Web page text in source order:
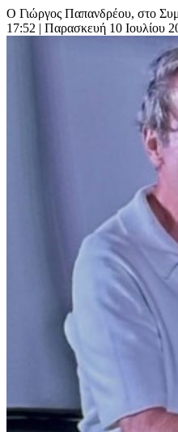
Ο Γιώργος Παπανδρέου, στο
17:52 | Παρασκευή 10 Ιουλίου